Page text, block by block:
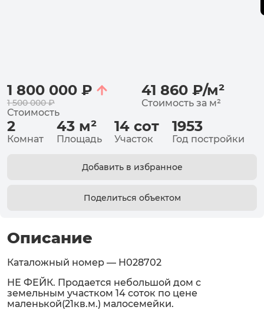
1 800 000 ₽
1 500 000 ₽
Стоимость
41 860 ₽/м²
Стоимость за м²
2
Комнат
43 м²
Площадь
14 сот
Участок
1953
Год постройки
Добавить в избранное
Поделиться объектом
Описание
Каталожный номер — H028702
НЕ ФЕЙК. Продается небольшой дом с
земельным участком 14 соток по цене
маленькой(21кв.м.) малосемейки.